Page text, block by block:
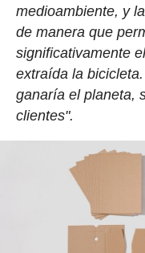
medioambiente, y
de manera que
significativamente
extraída la
ganaría el planeta,
clientes".